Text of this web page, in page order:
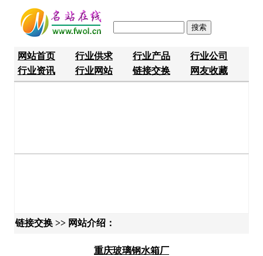
网站首页 行业供求 行业产品
行业公司
行业资讯
行业网站 链接交换 网友收藏
链接交换 >> 网站介绍：
重庆玻璃钢水箱厂